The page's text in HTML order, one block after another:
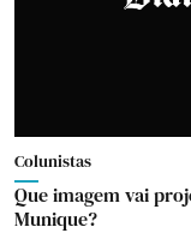
Colunistas
Que imagem vai
Munique?